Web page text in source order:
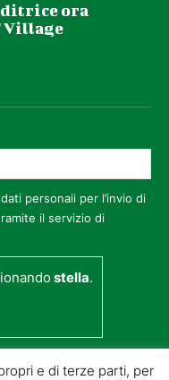
ora
Village
personali per l’invio di
il servizio di
stella.
e di terze parti, per